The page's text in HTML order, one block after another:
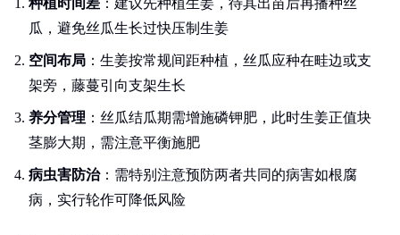
种植时间差 ：建议先种植生姜，待其出苗后再播种丝
瓜，避免丝瓜生长过快压制生姜
空间布局 ：生姜按常规间距种植，丝瓜应种在畦边或支
架旁，藤蔓引向支架生长
养分管理 ：丝瓜结瓜期需增施磷钾肥，此时生姜正值块
茎膨大期，需注意平衡施肥
病虫害防治：需特别注意预防两者共同的病害如根腐
病，实行轮作可降低风险